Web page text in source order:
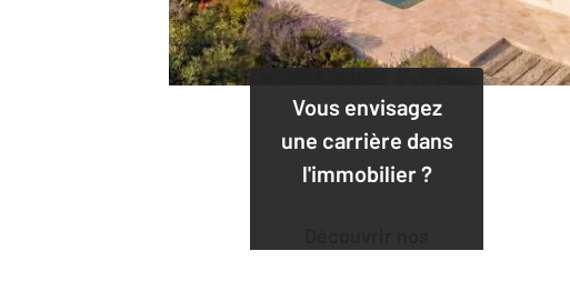
Vous envisagez
une carrière dans
l'immobilier ?